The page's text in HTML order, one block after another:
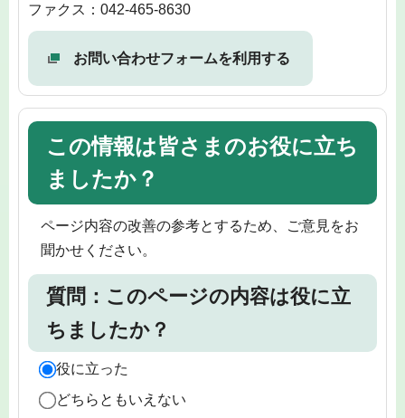
ファクス：042-465-8630
お問い合わせフォームを利用する
この情報は皆さまのお役に立ち
ましたか？
ページ内容の改善の参考とするため、ご意見をお
聞かせください。
質問：このページの内容は役に立
ちましたか？
役に立った
どちらともいえない